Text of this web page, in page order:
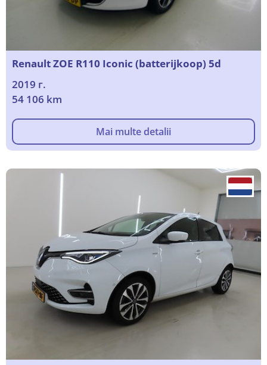
Renault ZOE R110 Iconic (batterijkoop) 5d
2019 г.
54 106 km
Mai multe detalii